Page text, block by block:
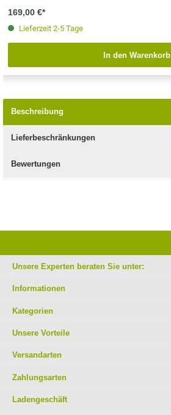
169,00 €*
Lieferzeit 2-5 Tage
In den Warenkorb
Beschreibung
Lieferbeschränkungen
Bewertungen
Unsere Experten beraten Sie unter:
Informationen
Kategorien
Unsere Vorteile
Versandarten
Zahlungsarten
Ladengeschäft